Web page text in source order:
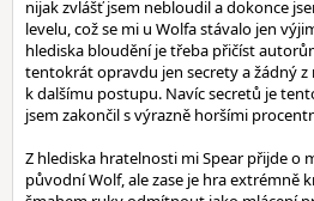
nijak zvlášť jsem nebloudil a dokonce
levelu, což se mi u Wolfa stávalo jen
hlediska bloudění je třeba přičíst
tentokrát opravdu jen secrety a žádný
k dalšímu postupu. Navíc secretů je
jsem zakončil s výrazně horšími
Z hlediska hratelnosti mi Spear přijde o
původní Wolf, ale zase je hra extrémně